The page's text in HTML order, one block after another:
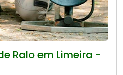
Ralo em Limeira -